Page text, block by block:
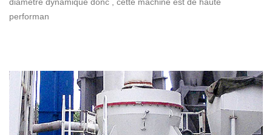
diamètre dynamique donc , cette machine est de haute
performan